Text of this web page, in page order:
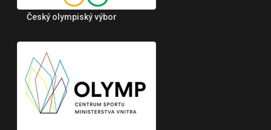
Český olympiský výbor